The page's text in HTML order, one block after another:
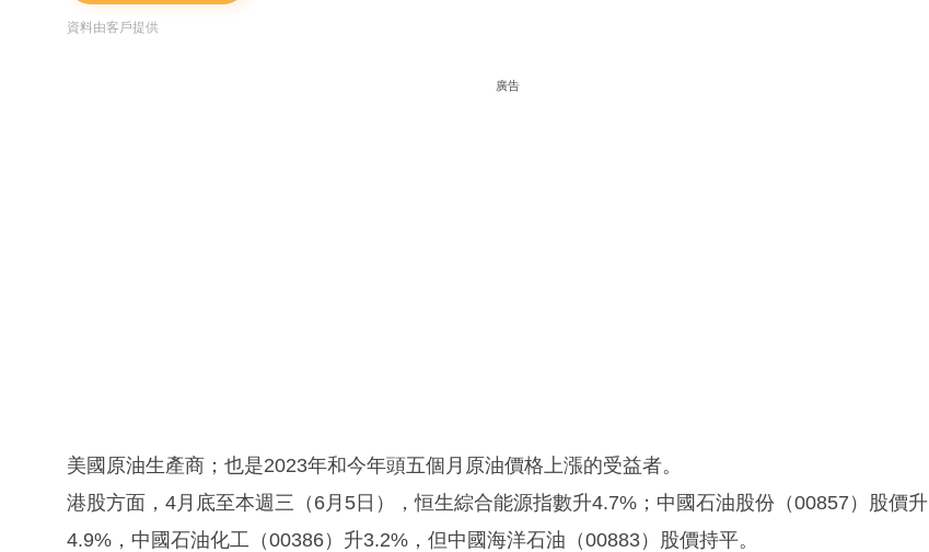
資料由客戶提供
廣告
美國原油生產商；也是2023年和今年頭五個月原油價格上漲的受益者。
港股方面，4月底至本週三（6月5日），恒生綜合能源指數升4.7%；中國石油股份（00857）股價升
4.9%，中國石油化工（00386）升3.2%，但中國海洋石油（00883）股價持平。